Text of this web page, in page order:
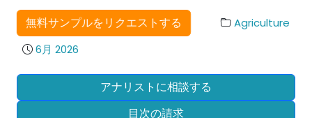
無料サンプルをリクエストする
Agriculture
6月 2026
アナリストに相談する
目次の請求